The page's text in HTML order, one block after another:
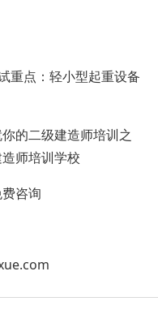
的二级建造师培训之
师培训学校
咨询